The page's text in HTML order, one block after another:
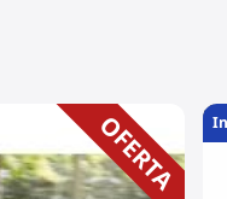
OFERTA